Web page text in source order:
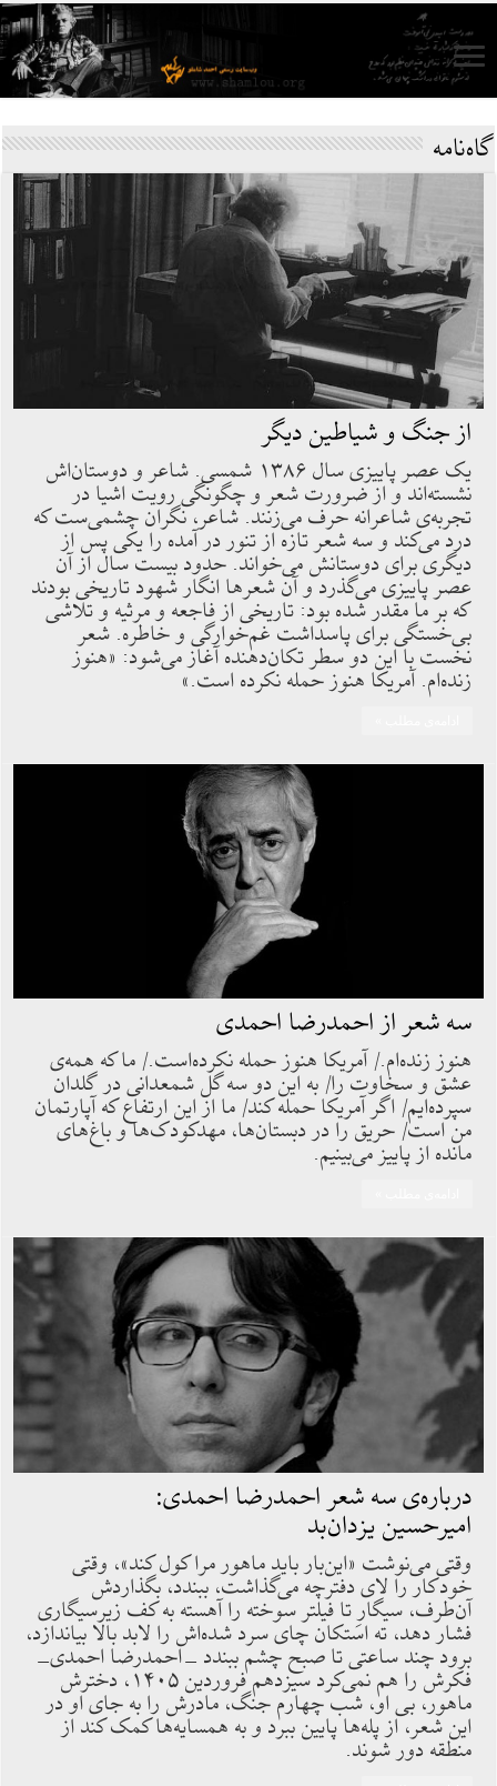
گاه‌نامه
از جنگ و شیاطین دیگر
یک عصر پاییزی سال ۱۳۸۶ شمسی. شاعر و دوستان‌اش
نشسته‌اند و از ضرورت شعر و چگونگی رویت اشیا در
تجربه‌ی شاعرانه حرف می‌زنند. شاعر، نگران چشمی‌ست که
درد می‌کند و سه شعر تازه از تنور در آمده را یکی پس از
دیگری برای دوستانش می‌خواند. حدود بیست سال از آن
عصر پاییزی می‌گذرد و آن شعرها انگار شهود تاریخی بودند
که بر ما مقدر شده بود: تاریخی از فاجعه و مرثیه و تلاشی
بی‌خستگی برای پاسداشت غم‌خوارگی و خاطره. شعر
نخست با این دو سطر تکان‌دهنده آغاز می‌شود: «هنوز
زنده‌ام. آمریکا هنوز حمله نکرده است.»
سه شعر از احمدرضا احمدی
هنوز زنده‌ام./ آمریکا هنوز حمله نکرده‌است./ ما که همه‌ی
عشق و سخاوت را/ به این دو سه گل شمعدانی در گلدان
سپرده‌ایم/ اگر آمریکا حمله کند/ ما از این ارتفاع که آپارتمان
من است/ حریق را در دبستان‌ها، مهدکودک‌ها و باغ‌های
مانده از پاییز می‌بینیم.
درباره‌ی سه شعر احمدرضا احمدی:
امیرحسین یزدان‌بد
وقتی می‌نوشت «این‌بار باید ماهور مرا کول کند»، وقتی
خودکار را لای دفترچه می‌گذاشت، ببندد، بگذاردش
آن‌طرف، سیگارِ تا فیلتر سوخته را آهسته به کف زیرسیگاری
فشار دهد، ته استکان چای سرد شده‌اش را لابد بالا بیاندازد،
برود چند ساعتی تا صبح چشم ببندد -احمدرضا احمدی-
فکرش را هم نمی‌کرد سیزدهم فروردین ۱۴۰۵، دخترش
ماهور، بی او، شب چهارم جنگ، مادرش را به جای او در
این شعر، از پله‌ها پایین ببرد و به همسایه‌ها کمک کند از
منطقه دور شوند.